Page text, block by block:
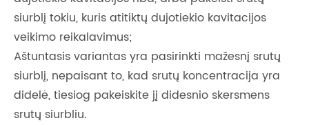
siurblį tokiu, kuris atitiktų dujotiekio kavitacijos
veikimo reikalavimus;
Aštuntasis variantas yra pasirinkti mažesnį srutų
siurblį, nepaisant to, kad srutų koncentracija yra
didelė, tiesiog pakeiskite jį didesnio skersmens
srutų siurbliu.